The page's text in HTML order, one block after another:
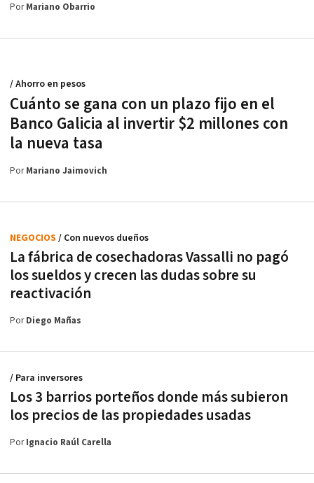
PorMariano Obarrio
Cuánto se gana con un plazo fijo en el
Banco Galicia al invertir $2 millones con
la nueva tasa
/ Ahorro en pesos
PorMariano Jaimovich
La fábrica de cosechadoras Vassalli no pagó
los sueldos y crecen las dudas sobre su
reactivación
NEGOCIOS / Con nuevos dueños
PorDiego Mañas
Los 3 barrios porteños donde más subieron
los precios de las propiedades usadas
/ Para inversores
PorIgnacio Raúl Carella